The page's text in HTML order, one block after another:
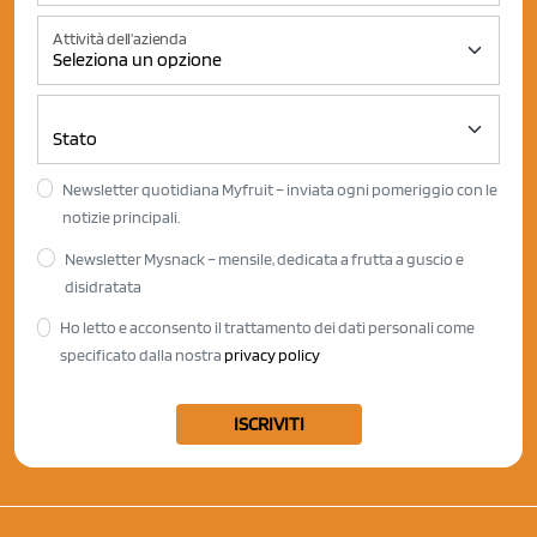
Attività dell'azienda
Newsletter quotidiana Myfruit – inviata ogni pomeriggio con le
notizie principali.
Newsletter Mysnack – mensile, dedicata a frutta a guscio e
disidratata
Ho letto e acconsento il trattamento dei dati personali come
specificato dalla nostra privacy policy
ISCRIVITI